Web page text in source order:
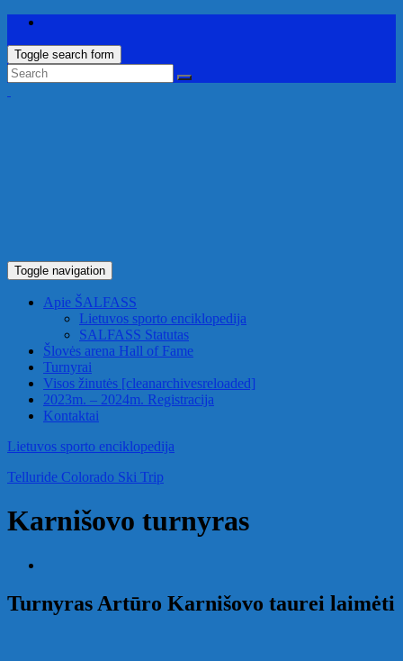
Toggle search form
Toggle navigation
Apie ŠALFASS
Lietuvos sporto enciklopedija
SALFASS Statutas
Šlovės arena Hall of Fame
Turnyrai
Visos žinutės [cleanarchivesreloaded]
2023m. – 2024m. Registracija
Kontaktai
Lietuvos sporto enciklopedija
Telluride Colorado Ski Trip
Karnišovo turnyras
Turnyras Artūro Karnišovo taurei laimėti